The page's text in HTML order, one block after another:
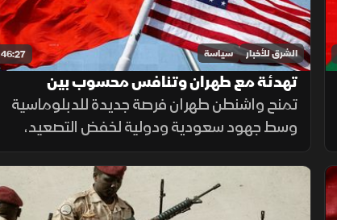
46:27 الشرق للأخبار سياسة
تهدئة مع طهران وتنافس محسوب بين
واشنطن وبكين
تمنح واشنطن طهران فرصة جديدة للدبلوماسية
وسط جهود سعودية ودولية لخفض التصعيد،
بينما تعود التوترات الأميركية الصينية إلى
الواجهة مع رسائل حازمة بشأن تايوان.